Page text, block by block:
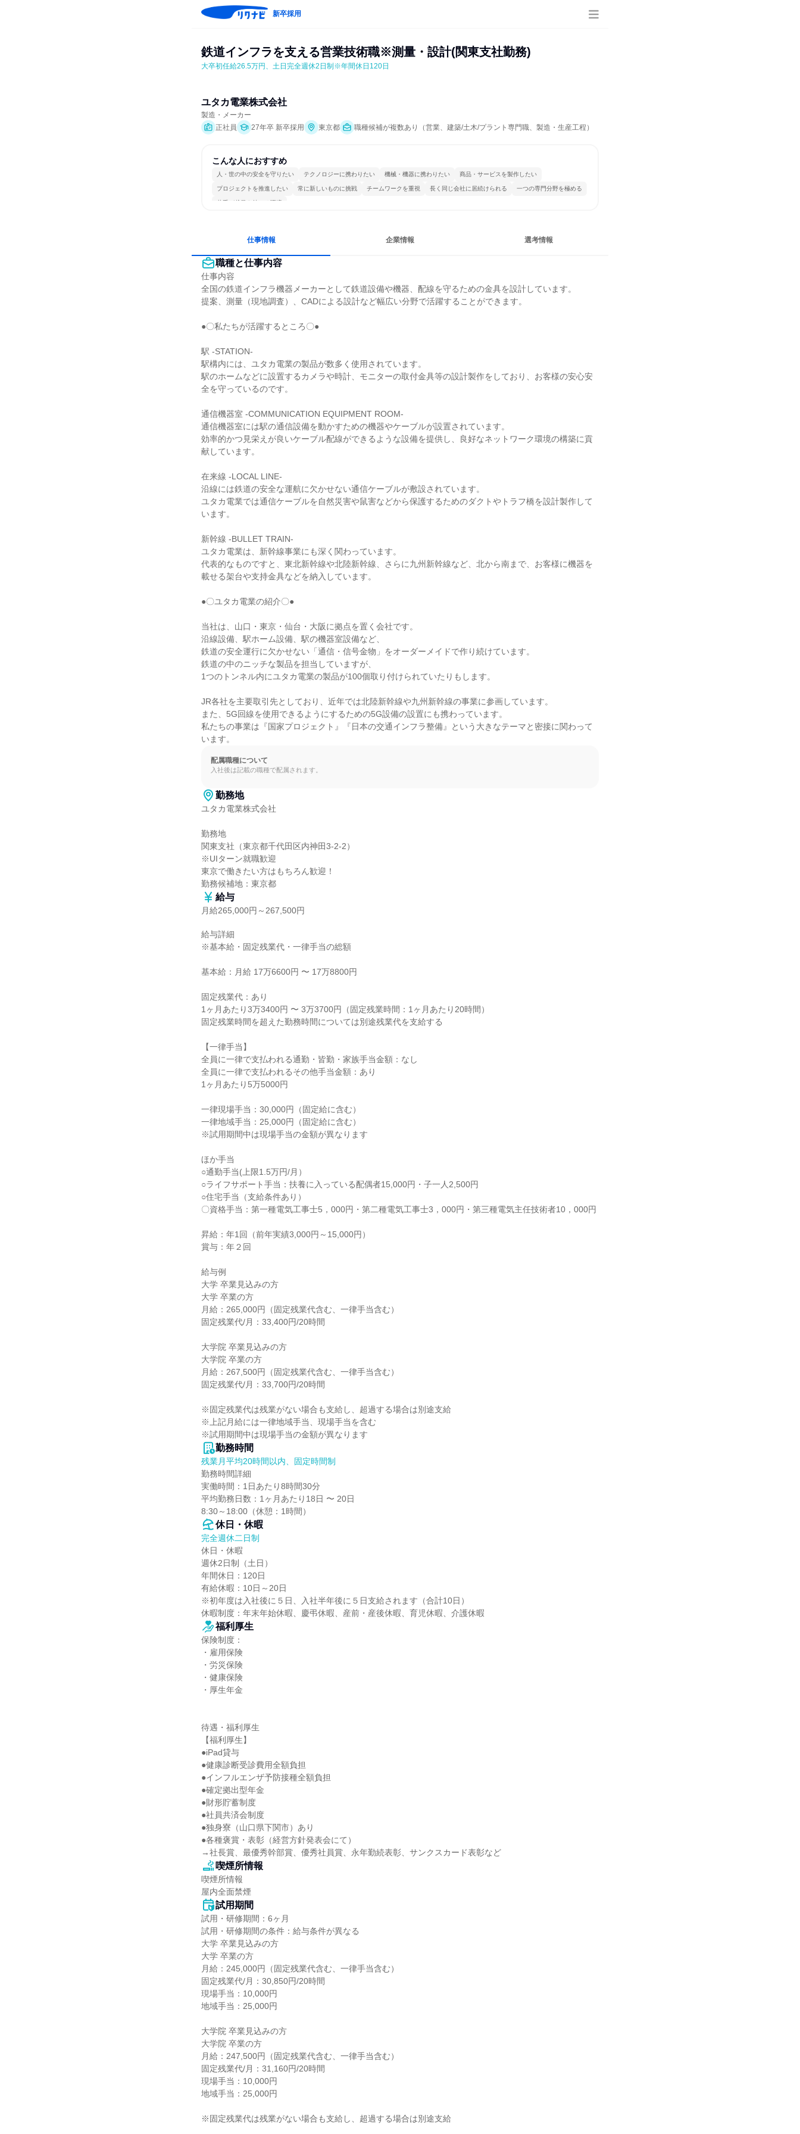
新卒採用
鉄道インフラを支える営業技術職※測量・設計(関東支社勤務)
大卒初任給26.5万円、土日完全週休2日制※年間休日120日
ユタカ電業株式会社
製造・メーカー
正社員
27年卒 新卒採用 東京都 職種候補が複数あり（営業、建築/土木/プラント専門職、製造・生産工程）
こんな人におすすめ
人・世の中の安全を守りたい テクノロジーに携わりたい 機械・機器に携わりたい 商品・サービスを製作したい
プロジェクトを推進したい 常に新しいものに挑戦 チームワークを重視 長く同じ会社に居続けられる 一つの専門分野を極める
若手が裁量を持てる環境
仕事情報 企業情報 選考情報
職種と仕事内容
仕事内容
全国の鉄道インフラ機器メーカーとして鉄道設備や機器、配線を守るための金具を設計しています。
提案、測量（現地調査）、CADによる設計など幅広い分野で活躍することができます。
●〇私たちが活躍するところ〇●
駅 -STATION-
駅構内には、ユタカ電業の製品が数多く使用されています。
駅のホームなどに設置するカメラや時計、モニターの取付金具等の設計製作をしており、お客様の安心安
全を守っているのです。
通信機器室 -COMMUNICATION EQUIPMENT ROOM-
通信機器室には駅の通信設備を動かすための機器やケーブルが設置されています。
効率的かつ見栄えが良いケーブル配線ができるような設備を提供し、良好なネットワーク環境の構築に貢
献しています。
在来線 -LOCAL LINE-
沿線には鉄道の安全な運航に欠かせない通信ケーブルが敷設されています。
ユタカ電業では通信ケーブルを自然災害や鼠害などから保護するためのダクトやトラフ橋を設計製作して
います。
新幹線 -BULLET TRAIN-
ユタカ電業は、新幹線事業にも深く関わっています。
代表的なものですと、東北新幹線や北陸新幹線、さらに九州新幹線など、北から南まで、お客様に機器を
載せる架台や支持金具などを納入しています。
●〇ユタカ電業の紹介〇●
当社は、山口・東京・仙台・大阪に拠点を置く会社です。
沿線設備、駅ホーム設備、駅の機器室設備など、
鉄道の安全運行に欠かせない「通信・信号金物」をオーダーメイドで作り続けています。
鉄道の中のニッチな製品を担当していますが、
1つのトンネル内にユタカ電業の製品が100個取り付けられていたりもします。
JR各社を主要取引先としており、近年では北陸新幹線や九州新幹線の事業に参画しています。
また、5G回線を使用できるようにするための5G設備の設置にも携わっています。
私たちの事業は『国家プロジェクト』『日本の交通インフラ整備』という大きなテーマと密接に関わって
います。
配属職種について
入社後は記載の職種で配属されます。
勤務地
ユタカ電業株式会社
勤務地
関東支社（東京都千代田区内神田3-2-2）
※UIターン就職歓迎
東京で働きたい方はもちろん歓迎！
勤務候補地：東京都
給与
月給265,000円～267,500円
給与詳細
※基本給・固定残業代・一律手当の総額
基本給：月給 17万6600円 〜 17万8800円
固定残業代：あり
1ヶ月あたり3万3400円 〜 3万3700円（固定残業時間：1ヶ月あたり20時間）
固定残業時間を超えた勤務時間については別途残業代を支給する
【一律手当】
全員に一律で支払われる通勤・皆勤・家族手当金額：なし
全員に一律で支払われるその他手当金額：あり
1ヶ月あたり5万5000円
一律現場手当：30,000円（固定給に含む）
一律地域手当：25,000円（固定給に含む）
※試用期間中は現場手当の金額が異なります
ほか手当
○通勤手当(上限1.5万円/月）
○ライフサポート手当：扶養に入っている配偶者15,000円・子一人2,500円
○住宅手当（支給条件あり）
〇資格手当：第一種電気工事士5，000円・第二種電気工事士3，000円・第三種電気主任技術者10，000円
昇給：年1回（前年実績3,000円～15,000円）
賞与：年２回
給与例
大学 卒業見込みの方
大学 卒業の方
月給：265,000円（固定残業代含む、一律手当含む）
固定残業代/月：33,400円/20時間
大学院 卒業見込みの方
大学院 卒業の方
月給：267,500円（固定残業代含む、一律手当含む）
固定残業代/月：33,700円/20時間
※固定残業代は残業がない場合も支給し、超過する場合は別途支給
※上記月給には一律地域手当、現場手当を含む
※試用期間中は現場手当の金額が異なります
勤務時間
残業月平均20時間以内、固定時間制
勤務時間詳細
実働時間：1日あたり8時間30分
平均勤務日数：1ヶ月あたり18日 〜 20日
8:30～18:00（休憩：1時間）
休日・休暇
完全週休二日制
休日・休暇
週休2日制（土日）
年間休日：120日
有給休暇：10日～20日
※初年度は入社後に５日、入社半年後に５日支給されます（合計10日）
休暇制度：年末年始休暇、慶弔休暇、産前・産後休暇、育児休暇、介護休暇
福利厚生
保険制度：
・雇用保険
・労災保険
・健康保険
・厚生年金
待遇・福利厚生
【福利厚生】
●iPad貸与
●健康診断受診費用全額負担
●インフルエンザ予防接種全額負担
●確定拠出型年金
●財形貯蓄制度
●社員共済会制度
●独身寮（山口県下関市）あり
●各種褒賞・表彰（経営方針発表会にて）
→社長賞、最優秀幹部賞、優秀社員賞、永年勤続表彰、サンクスカード表彰など
喫煙所情報
喫煙所情報
屋内全面禁煙
試用期間
試用・研修期間：6ヶ月
試用・研修期間の条件：給与条件が異なる
大学 卒業見込みの方
大学 卒業の方
月給：245,000円（固定残業代含む、一律手当含む）
固定残業代/月：30,850円/20時間
現場手当：10,000円
地域手当：25,000円
大学院 卒業見込みの方
大学院 卒業の方
月給：247,500円（固定残業代含む、一律手当含む）
固定残業代/月：31,160円/20時間
現場手当：10,000円
地域手当：25,000円
※固定残業代は残業がない場合も支給し、超過する場合は別途支給